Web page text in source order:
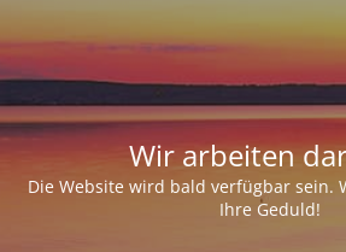
Wir arbeiten
Die Website wird bald verfügbar sein.
Ihre Geduld!